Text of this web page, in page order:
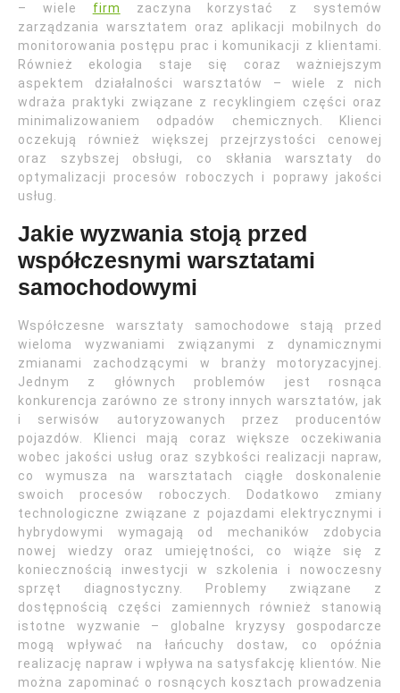
– wiele firm
zaczyna korzystać z systemów
zarządzania warsztatem oraz aplikacji mobilnych do
monitorowania postępu prac i komunikacji z klientami.
Również ekologia staje się coraz ważniejszym
aspektem działalności warsztatów – wiele z nich
wdraża praktyki związane z recyklingiem części oraz
minimalizowaniem odpadów chemicznych. Klienci
oczekują również większej przejrzystości cenowej
oraz szybszej obsługi, co skłania warsztaty do
optymalizacji procesów roboczych i poprawy jakości
usług.
Jakie wyzwania stoją przed
współczesnymi warsztatami
samochodowymi
Współczesne warsztaty samochodowe stają przed
wieloma wyzwaniami związanymi z dynamicznymi
zmianami zachodzącymi w branży motoryzacyjnej.
Jednym z głównych problemów jest rosnąca
konkurencja zarówno ze strony innych warsztatów, jak
i serwisów autoryzowanych przez producentów
pojazdów. Klienci mają coraz większe oczekiwania
wobec jakości usług oraz szybkości realizacji napraw,
co wymusza na warsztatach ciągłe doskonalenie
swoich procesów roboczych. Dodatkowo zmiany
technologiczne związane z pojazdami elektrycznymi i
hybrydowymi wymagają od mechaników zdobycia
nowej wiedzy oraz umiejętności, co wiąże się z
koniecznością inwestycji w szkolenia i nowoczesny
sprzęt diagnostyczny. Problemy związane z
dostępnością części zamiennych również stanowią
istotne wyzwanie – globalne kryzysy gospodarcze
mogą wpływać na łańcuchy dostaw, co opóźnia
realizację napraw i wpływa na satysfakcję klientów. Nie
można zapominać o rosnących kosztach prowadzenia